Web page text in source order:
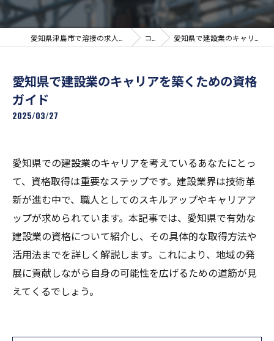
コラム 愛知県で建設業のキャリアを築くための資格ガイド
愛知県で建設業のキャリアを築くための資格
ガイド
2025/03/27
愛知県での建設業のキャリアを考えているあなたにとっ
て、資格取得は重要なステップです。建設業界は技術革
新が進む中で、職人としてのスキルアップやキャリアア
ップが求められています。本記事では、愛知県で有効な
建設業の資格について紹介し、その具体的な取得方法や
活用法までを詳しく解説します。これにより、地域の発
展に貢献しながら自身の可能性を広げるための道筋が見
えてくるでしょう。